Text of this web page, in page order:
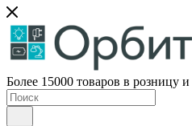
Более 15000 товаров в розницу